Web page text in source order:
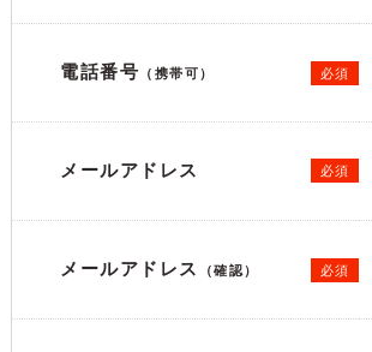
電話番号 （携帯可） 必須
メールアドレス 必須
メールアドレス （確認） 必須